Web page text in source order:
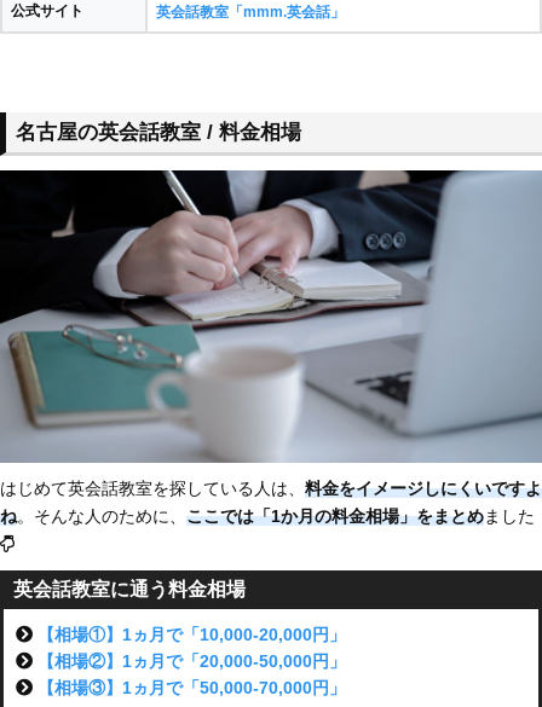
公式サイト 英会話教室「mmm.英会話」
名古屋の英会話教室 / 料金相場
はじめて英会話教室を探している人は、 料金をイメージしにくいですよ
ね。そんな人のために、 ここでは「1か月の料金相場」をまとめました
英会話教室に通う料金相場
【相場①】1ヵ月で「10,000-20,000円」
【相場②】1ヵ月で「20,000-50,000円」
【相場③】1ヵ月で「50,000-70,000円」